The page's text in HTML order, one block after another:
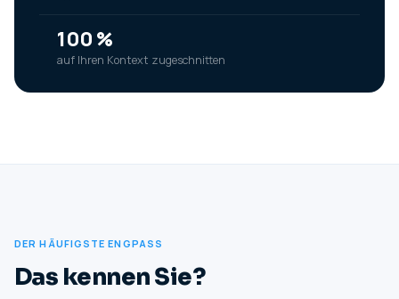
100 %
auf Ihren Kontext zugeschnitten
DER HÄUFIGSTE ENGPASS
Das kennen Sie?